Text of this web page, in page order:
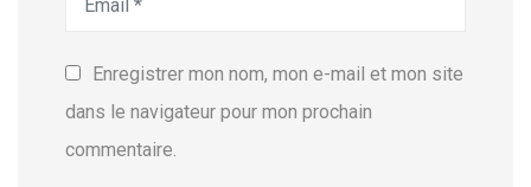
Enregistrer mon nom, mon e-mail et mon site
dans le navigateur pour mon prochain
commentaire.